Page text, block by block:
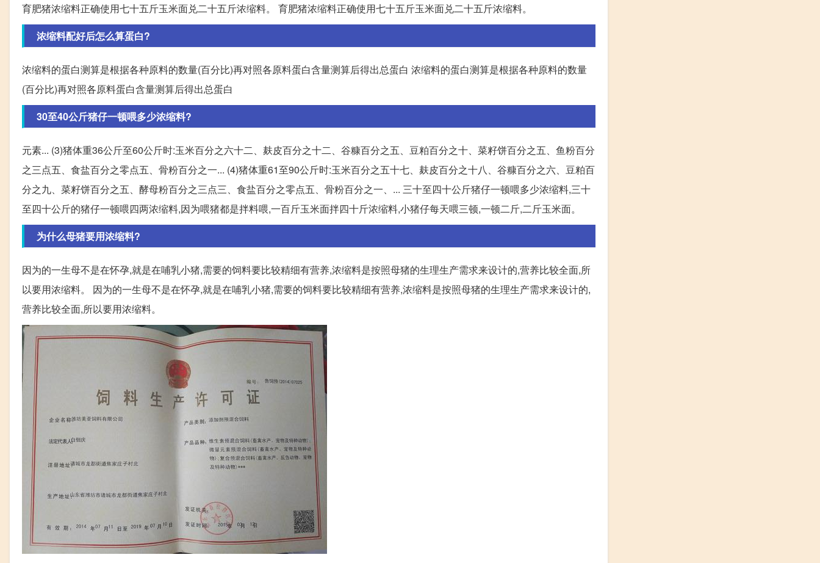
育肥猪浓缩料正确使用七十五斤玉米面兑二十五斤浓缩料。 育肥猪浓缩料正确使用七十五斤玉米面兑二十五斤浓缩料。
浓缩料配好后怎么算蛋白?
浓缩料的蛋白测算是根据各种原料的数量(百分比)再对照各原料蛋白含量测算后得出总蛋白 浓缩料的蛋白测算是根据各种原料的数量
(百分比)再对照各原料蛋白含量测算后得出总蛋白
30至40公斤猪仔一顿喂多少浓缩料?
元素... (3)猪体重36公斤至60公斤时:玉米百分之六十二、麸皮百分之十二、谷糠百分之五、豆粕百分之十、菜籽饼百分之五、鱼粉百分
之三点五、食盐百分之零点五、骨粉百分之一... (4)猪体重61至90公斤时:玉米百分之五十七、麸皮百分之十八、谷糠百分之六、豆粕百
分之九、菜籽饼百分之五、酵母粉百分之三点三、食盐百分之零点五、骨粉百分之一、... 三十至四十公斤猪仔一顿喂多少浓缩料,三十
至四十公斤的猪仔一顿喂四两浓缩料,因为喂猪都是拌料喂,一百斤玉米面拌四十斤浓缩料,小猪仔每天喂三顿,一顿二斤,二斤玉米面。
为什么母猪要用浓缩料?
因为的一生母不是在怀孕,就是在哺乳小猪,需要的饲料要比较精细有营养,浓缩料是按照母猪的生理生产需求来设计的,营养比较全面,所
以要用浓缩料。 因为的一生母不是在怀孕,就是在哺乳小猪,需要的饲料要比较精细有营养,浓缩料是按照母猪的生理生产需求来设计的,
营养比较全面,所以要用浓缩料。